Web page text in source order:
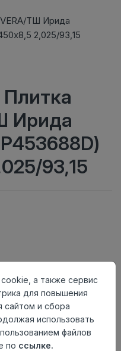
Ирида
93,15
а также сервис
для повышения
сайтом и сбора
использовать
файлов
по ссылке.